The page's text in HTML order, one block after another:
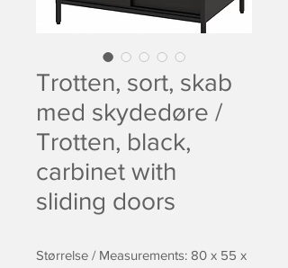
Trotten, sort, skab
med skydedøre /
Trotten, black,
carbinet with
sliding doors
Størrelse / Measurements: 80 x 55 x